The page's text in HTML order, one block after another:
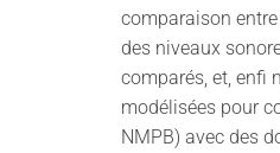
comparaison
des niveaux
comparés, et, enfi
modélisées pour
NMPB) avec des